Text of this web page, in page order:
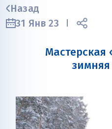
Назад
31 Янв 23
Мастерская
зимняя